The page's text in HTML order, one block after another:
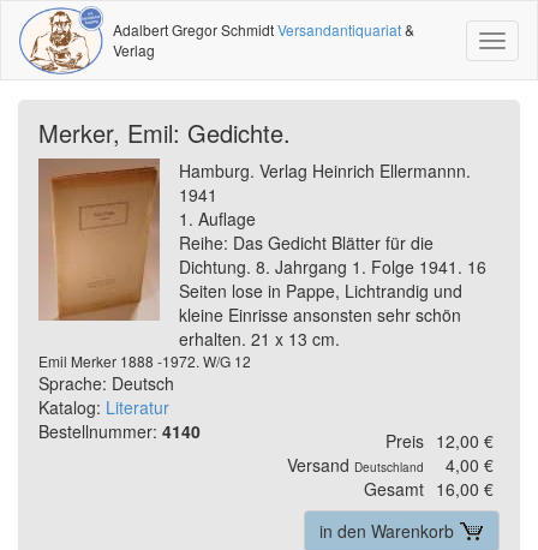
Adalbert Gregor SchmidtVersandantiquariat&
Verlag
Merker, Emil: Gedichte.
Hamburg. Verlag Heinrich Ellermannn.
1941
1. Auflage
Reihe: Das Gedicht Blätter für die
Dichtung. 8. Jahrgang 1. Folge 1941. 16
Seiten lose in Pappe, Lichtrandig und
kleine Einrisse ansonsten sehr schön
erhalten. 21 x 13 cm.
Emil Merker 1888 -1972. W/G 12
Sprache: Deutsch
Katalog: Literatur
Bestellnummer: 4140 Preis 12,00 €
Versand Deutschland
4,00 €
Gesamt 16,00 €
in den Warenkorb